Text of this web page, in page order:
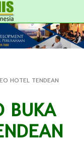
HOTEL TENDEAN
BUKA